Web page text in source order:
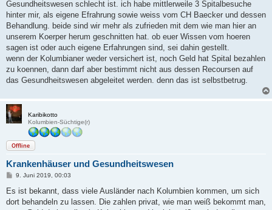
Gesundheitswesen schlecht ist. ich habe mittlerweile 3 Spitalbesuche
hinter mir, als eigene Efrahrung sowie weiss vom CH Baecker und dessen
Behandlung. beide sind wir mehr als zufrieden mit dem wie man hier an
unserem Koerper herum geschnitten hat. ob euer Wissen vom hoeren
sagen ist oder auch eigene Erfahrungen sind, sei dahin gestellt.
wenn der Kolumbianer weder versichert ist, noch Geld hat Spital bezahlen
zu koennen, dann darf aber bestimmt nicht aus dessen Recoursen auf
das Gesundheitswesen abgeleitet werden. denn das ist selbstbetrug.
Karibikotto
Kolumbien-Süchtige(r)
Offline
Krankenhäuser und Gesundheitswesen
B
i
r
9. Juni 2019, 00:03
Es ist bekannt, dass viele Ausländer nach Kolumbien kommen, um sich
dort behandeln zu lassen. Die zahlen privat, wie man weiß bekommt man,